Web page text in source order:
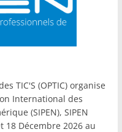
TIC'S (OPTIC) organise
International des
(SIPEN), SIPEN
18 Décembre 2026 au